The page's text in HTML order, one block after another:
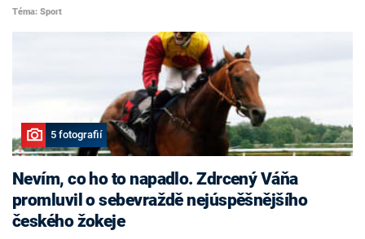
Téma: Sport
5 fotografií
Nevím, co ho to napadlo. Zdrcený Váňa
promluvil o sebevraždě nejúspěšnějšího
českého žokeje